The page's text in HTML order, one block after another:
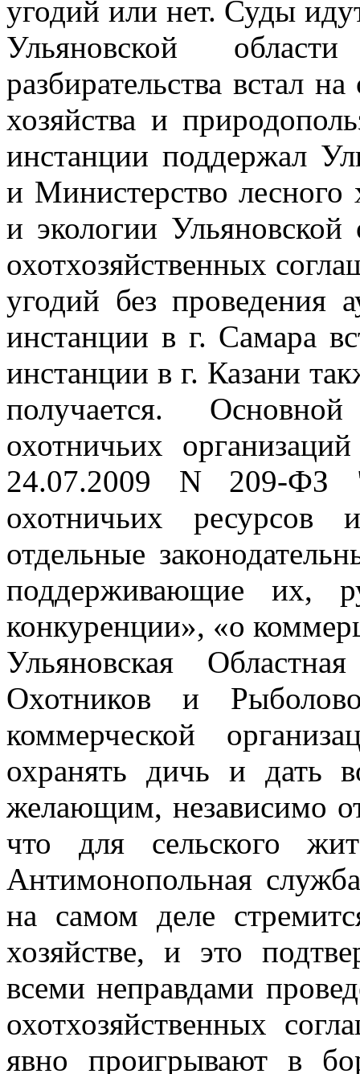
угодий или нет. Суды
Ульяновской
разбирательства встал
хозяйства и
инстанции поддержал
и Министерство лесного
и экологии Ульяновской
охотхозяйственных
угодий без проведения
инстанции в г. Самара
инстанции в г. Казани
получается.
охотничьих
24.07.2009 N 209-ФЗ
охотничьих
отдельные
поддерживающие их,
конкуренции», «о
Ульяновская
Охотников и
коммерческой
охранять дичь и дать
желающим, независимо
что для сельского
Антимонопольная
на самом деле
хозяйстве, и это
всеми неправдами
охотхозяйственных
явно проигрывают в